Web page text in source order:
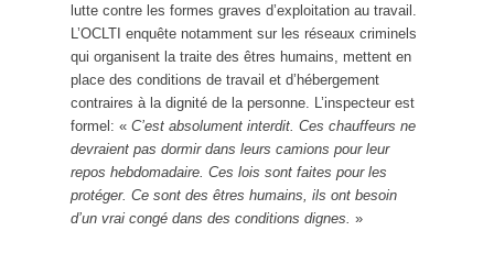
lutte contre les formes graves d’exploitation au travail.
L’OCLTI enquête notamment sur les réseaux criminels
qui organisent la traite des êtres humains, mettent en
place des conditions de travail et d’hébergement
contraires à la dignité de la personne. L’inspecteur est
formel: « C’est absolument interdit. Ces chauffeurs ne
devraient pas dormir dans leurs camions pour leur
repos hebdomadaire. Ces lois sont faites pour les
protéger. Ce sont des êtres humains, ils ont besoin
d’un vrai congé dans des conditions dignes. »